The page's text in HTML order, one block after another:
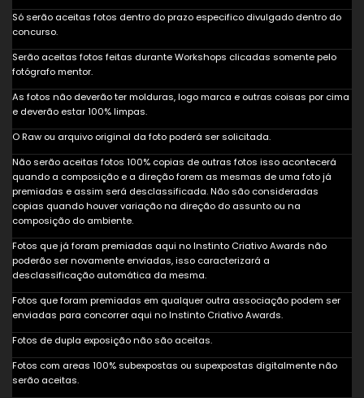
Só serão aceitas fotos dentro do prazo especifico divulgado dentro do
concurso.
Serão aceitas fotos feitas durante Workshops clicadas somente pelo
fotógrafo mentor.
As fotos não deverão ter molduras, logo marca e outras coisas por cima
e deverão estar 100% limpas.
O Raw ou arquivo original da foto poderá ser solicitada.
Não serão aceitas fotos 100% copias de outras fotos isso acontecerá
quando a composição e a direção forem as mesmas de uma foto já
premiadas e assim será desclassificada. Não são consideradas
copias quando houver variação na direção do assunto ou na
composição do ambiente.
Fotos que já foram premiadas aqui no Instinto Criativo Awards não
poderão ser novamente enviadas, isso caracterizará a
desclassificação automática da mesma.
Fotos que foram premiadas em qualquer outra associação podem ser
enviadas para concorrer aqui no Instinto Criativo Awards.
Fotos de dupla exposição não são aceitas.
Fotos com areas 100% subexpostas ou supexpostas digitalmente não
serão aceitas.